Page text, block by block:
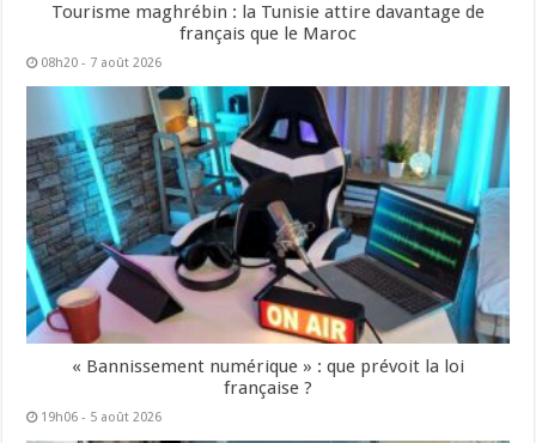
Tourisme maghrébin : la Tunisie attire davantage de
français que le Maroc
08h20 - 7 août 2026
« Bannissement numérique » : que prévoit la loi
française ?
19h06 - 5 août 2026